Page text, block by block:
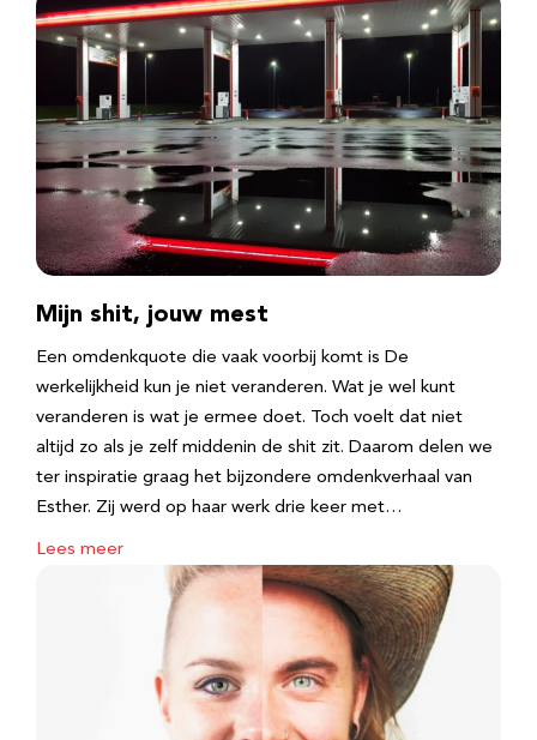
Mijn shit, jouw mest
Een omdenkquote die vaak voorbij komt is De
werkelijkheid kun je niet veranderen. Wat je wel kunt
veranderen is wat je ermee doet. Toch voelt dat niet
altijd zo als je zelf middenin de shit zit. Daarom delen we
ter inspiratie graag het bijzondere omdenkverhaal van
Esther. Zij werd op haar werk drie keer met…
Lees meer